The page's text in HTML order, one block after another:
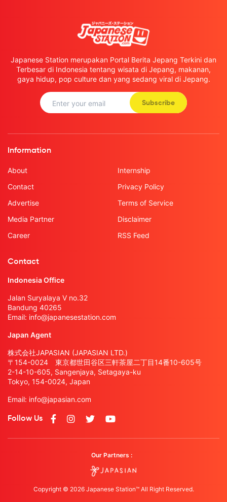
Japanese Station merupakan Portal Berita Jepang Terkini dan
Terbesar di Indonesia tentang wisata di Jepang, makanan,
gaya hidup, pop culture dan yang sedang viral di Jepang.
Subscribe
Information
About
Contact
Advertise
Media Partner
Career
Internship
Privacy Policy
Terms of Service
Disclaimer
RSS Feed
Contact
Indonesia Office
Jalan Suryalaya V no.32
Bandung 40265
Email: info@japanesestation.com
Japan Agent
株式会社JAPASIAN (JAPASIAN LTD.)
〒154-0024 東京都世田谷区三軒茶屋二丁目14番10-605号
2-14-10-605, Sangenjaya, Setagaya-ku
Tokyo, 154-0024, Japan
Email: info@japasian.com
Follow Us
Our Partners :
Copyright © 2026 Japanese Station™ All Right Reserved.